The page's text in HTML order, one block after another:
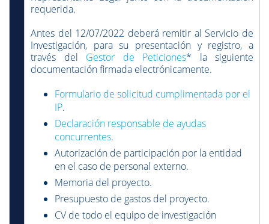
requerida.
Antes del 12/07/2022 deberá remitir al Servicio de
Investigación, para su presentación y registro, a
través del Gestor de Peticiones* la siguiente
documentación firmada electrónicamente.
Formulario de solicitud cumplimentada por el
IP.
Declaración responsable de ayudas
concurrentes.
Autorización de participación por la entidad
en el caso de personal externo.
Memoria del proyecto.
Presupuesto de gastos del proyecto.
CV de todo el equipo de investigación